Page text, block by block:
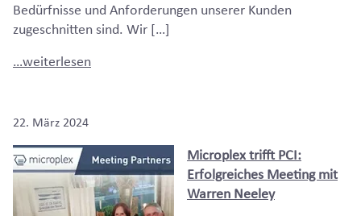
Bedürfnisse und Anforderungen unserer Kunden
zugeschnitten sind. Wir […]
…weiterlesen
22. März 2024
Microplex trifft PCI:
Erfolgreiches Meeting mit
Warren Neeley